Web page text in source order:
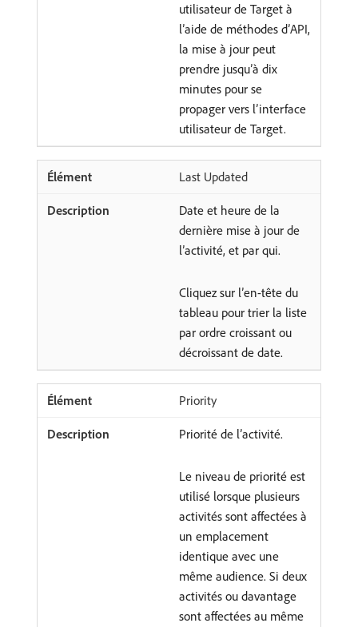
utilisateur de Target à
l’aide de méthodes d’API,
la mise à jour peut
prendre jusqu’à dix
minutes pour se
propager vers l’interface
utilisateur de Target.
Last Updated
Date et heure de la
dernière mise à jour de
l’activité, et par qui.
Cliquez sur l’en-tête du
tableau pour trier la liste
par ordre croissant ou
décroissant de date.
Priority
Priorité de l’activité.
Le niveau de priorité est
utilisé lorsque plusieurs
activités sont affectées à
un emplacement
identique avec une
même audience. Si deux
activités ou davantage
sont affectées au même